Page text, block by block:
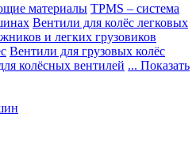
материалы TPMS – система
Вентили для колёс легковых
и легких грузовиков
Вентили для грузовых колёс
колёсных вентилей ... Показать